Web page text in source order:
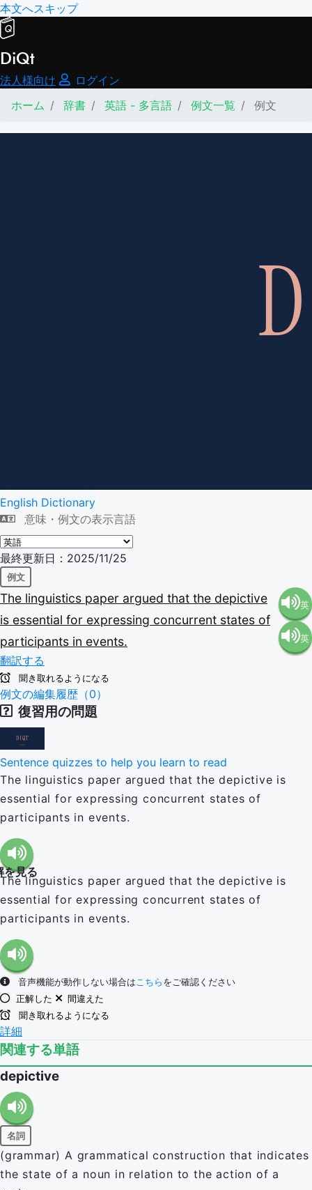
本文へスキップ
DiQt
法人様向け
ログイン
ホーム
辞書 英語 - 多言語 例文一覧 例文
English Dictionary
意味・例文の表示言語
最終更新日：2025/11/25
例文
The linguistics paper argued that the depictive
is essential for expressing concurrent states of
participants in events.
翻訳する
英
語（米
英
(en-GB)
聞き取れるようになる
例文の編集履歴（0）
復習用の問題
Sentence quizzes to help you learn to read
The linguistics paper argued that the depictive is
essential for expressing concurrent states of
participants in events.
を見る
The linguistics paper argued that the depictive is
essential for expressing concurrent states of
participants in events.
音声機能が動作しない場合はこちら をご確認ください
正解した
間違えた
聞き取れるようになる
詳細
関連する単語
depictive
名詞
(grammar) A grammatical construction that indicates
the state of a noun in relation to the action of a